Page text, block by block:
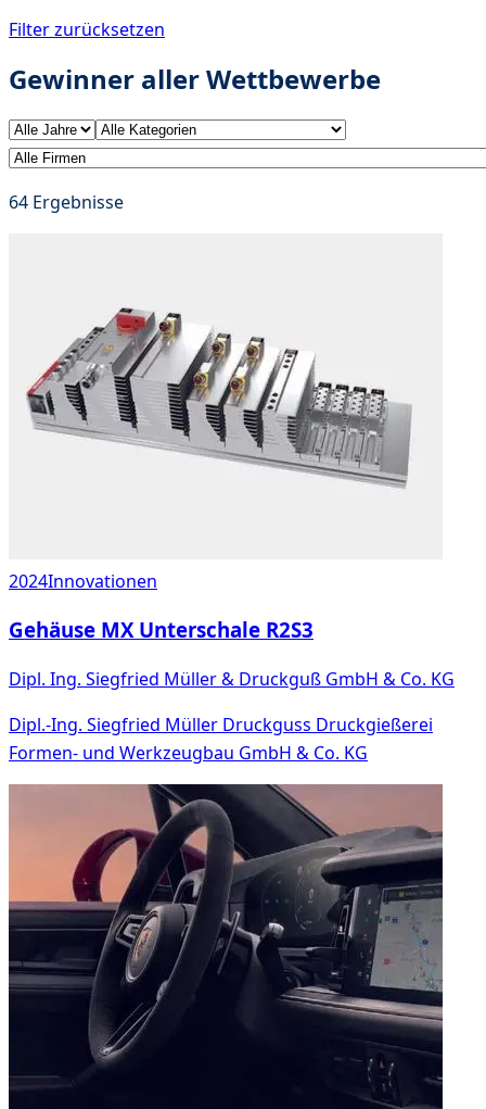
Filter zurücksetzen
Gewinner aller Wettbewerbe
64 Ergebnisse
2024Innovationen
Gehäuse MX Unterschale R2S3
Dipl. Ing. Siegfried Müller & Druckguß GmbH & Co. KG
Dipl.-Ing. Siegfried Müller Druckguss Druckgießerei
Formen- und Werkzeugbau GmbH & Co. KG